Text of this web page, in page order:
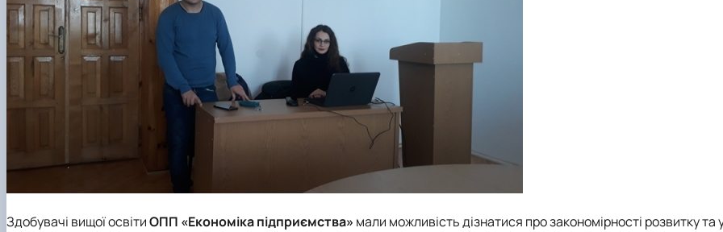
Здобувачі вищої освітиОПП «Економіка підприємства» мали можливість дізнатися про закономірності розвитку та